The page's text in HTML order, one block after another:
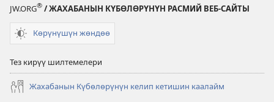
JW.ORG® / ЖАХАБАНЫН КҮБӨЛӨРҮНҮН РАСМИЙ ВЕБ-САЙТЫ
Көрүнүшүн жөндөө
Тез кирүү шилтемелери
Жахабанын Күбөлөрүнүн келип кетишин каалайм